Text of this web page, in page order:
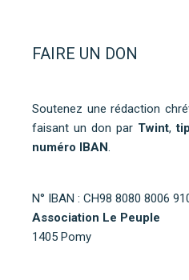
FAIRE UN DON
Soutenez une rédaction
faisant un don par Twint,
numéro IBAN.
N° IBAN : CH98 8080 8006
Association Le Peuple
1405 Pomy